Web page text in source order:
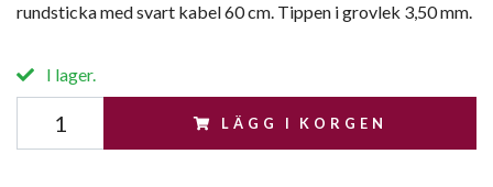
rundsticka med svart kabel 60 cm. Tippen i grovlek 3,50 mm.
I lager.
LÄGG I KORGEN